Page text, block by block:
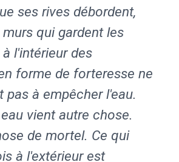
ses rives débordent,
qui gardent les
l'intérieur des
forme de forteresse ne
pas à empêcher l'eau.
vient autre chose.
de mortel. Ce qui
à l'extérieur est